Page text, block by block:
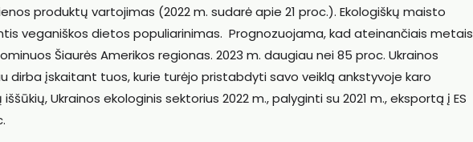
produktų vartojimas (2022 m. sudarė apie 21 proc.). Ekologiškų maisto
veganiškos dietos populiarinimas. Prognozuojama, kad ateinančiais metais
Šiaurės Amerikos regionas. 2023 m. daugiau nei 85 proc. Ukrainos
dirba įskaitant tuos, kurie turėjo pristabdyti savo veiklą ankstyvoje karo
Ukrainos ekologinis sektorius 2022 m., palyginti su 2021 m., eksportą į ES